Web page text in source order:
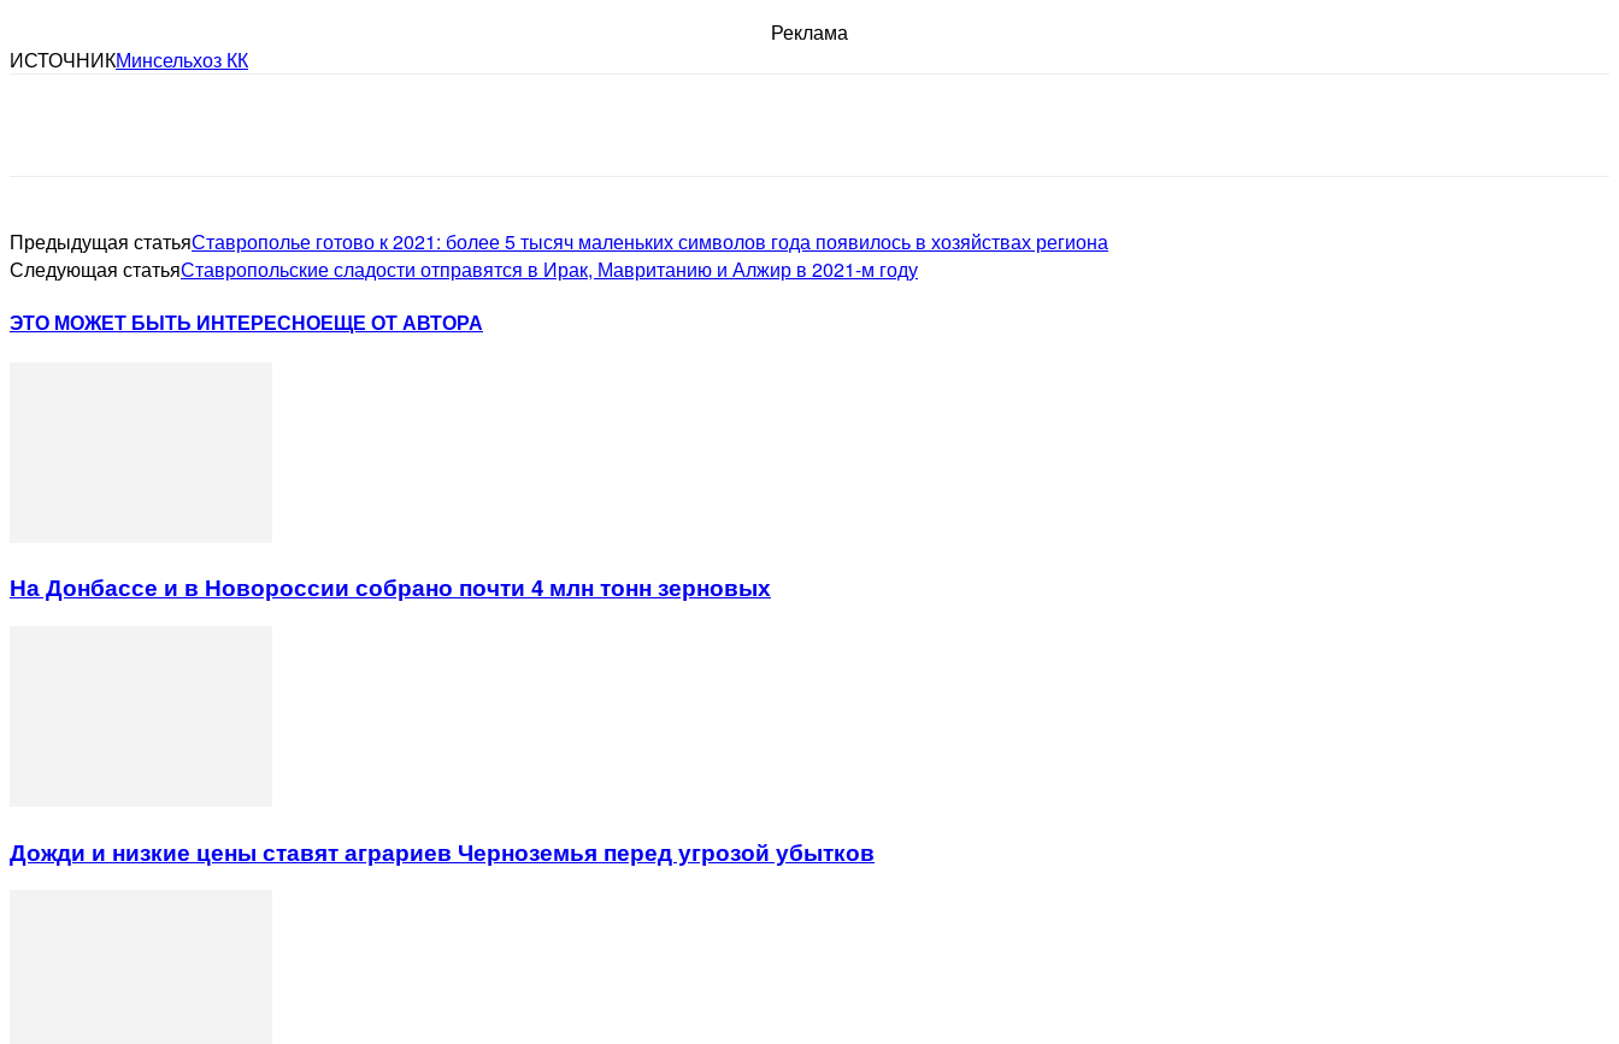
Реклама
ИСТОЧНИКМинсельхоз КК
Предыдущая статьяСтаврополье готово к 2021: более 5 тысяч маленьких символов года появилось в хозяйствах региона
Следующая статьяСтавропольские сладости отправятся в Ирак, Мавританию и Алжир в 2021-м году
ЭТО МОЖЕТ БЫТЬ ИНТЕРЕСНОЕЩЕ ОТ АВТОРА
На Донбассе и в Новороссии собрано почти 4 млн тонн зерновых
Дожди и низкие цены ставят аграриев Черноземья перед угрозой убытков